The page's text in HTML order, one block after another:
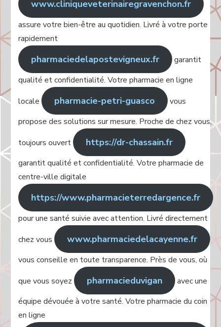
www.cliniqueveterinairegravenchon.fr
assure votre bien-être au quotidien. Livré à votre porte
rapidement
pharmaciedelapostevigneux.fr
garantit
qualité et confidentialité. Votre pharmacie en ligne
locale
pharmacie-petri-guasco
vous
propose des solutions sur mesure. Proche de chez vous,
toujours ouvert
https://dr-chassain.fr
garantit qualité et confidentialité. Votre pharmacie de
centre-ville digitale
https://www.pharmacieterredargence.fr
pour une santé suivie avec attention. Livré directement
chez vous
www.pharmaciedelacayenne.fr
vous conseille en toute transparence. Près de vous, où
que vous soyez
pharmacieduvigan
avec une
équipe dévouée à votre santé. Votre pharmacie du coin
en ligne